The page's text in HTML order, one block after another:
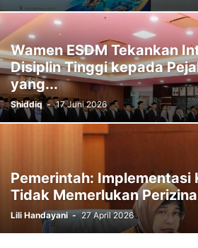
Wamen ESDM Tekankan
Disiplin Tinggi kepada
yang...
Shiddiq - 17 Juni 2026
Pemerintah: Implementasi
Tidak Memerlukan
Lili Handayani - 27 April 2026